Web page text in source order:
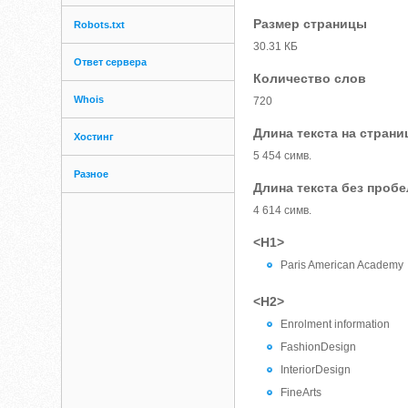
Robots.txt
Ответ сервера
Whois
Хостинг
Разное
Размер страницы
30.31 КБ
Количество слов
720
Длина текста на
5 454 симв.
Длина текста без
4 614 симв.
<H1>
Paris American Academy
<H2>
Enrolment information
FashionDesign
InteriorDesign
FineArts